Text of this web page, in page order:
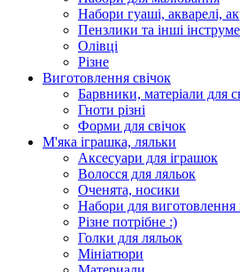
Набори гуаші, акварелі,
Пензлики та інші
Олівці
Різне
Виготовлення свічок
Барвники, матеріали для
Гноти різні
Форми для свічок
М'яка іграшка, ляльки
Аксесуари для іграшок
Волосся для ляльок
Оченята, носики
Набори для виготовлення
Різне потрібне :)
Голки для ляльок
Мініатюри